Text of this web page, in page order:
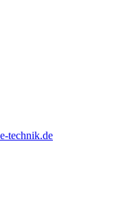
technik.de